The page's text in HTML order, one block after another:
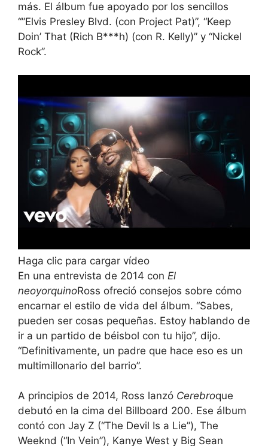
más. El álbum fue apoyado por los sencillos
“”Elvis Presley Blvd. (con Project Pat)”, “Keep
Doin’ That (Rich B***h) (con R. Kelly)” y “Nickel
Rock”.
Haga clic para cargar vídeo
En una entrevista de 2014 con El
neoyorquinoRoss ofreció consejos sobre cómo
encarnar el estilo de vida del álbum. “Sabes,
pueden ser cosas pequeñas. Estoy hablando de
ir a un partido de béisbol con tu hijo”, dijo.
“Definitivamente, un padre que hace eso es un
multimillonario del barrio”.
A principios de 2014, Ross lanzó Cerebroque
debutó en la cima del Billboard 200. Ese álbum
contó con Jay Z (“The Devil Is a Lie”), The
Weeknd (“In Vein”), Kanye West y Big Sean